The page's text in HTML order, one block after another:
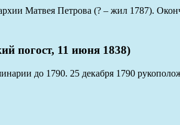
Матвея Петрова (? – жил 1787).
11 июня 1838)
до 1790. 25 декабря 1790